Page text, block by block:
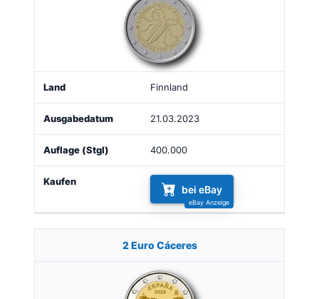
Finnland
21.03.2023
400.000
bei eBay
2 Euro Cáceres